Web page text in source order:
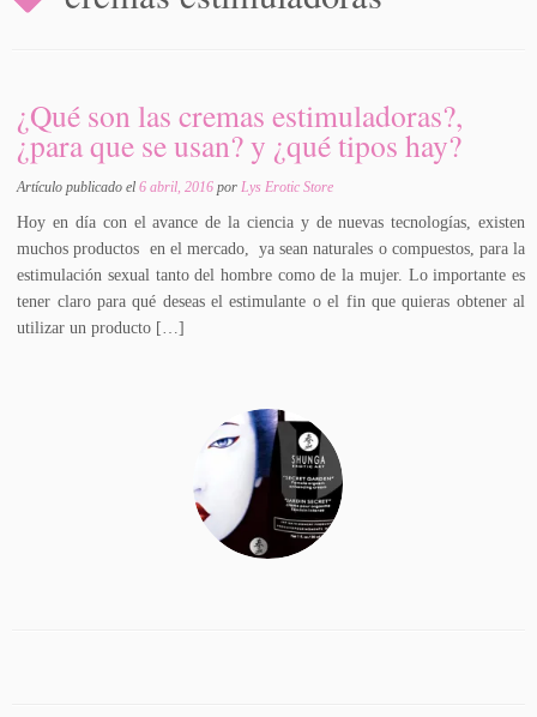
contenido
¿Qué son las cremas estimuladoras?,
¿para que se usan? y ¿qué tipos hay?
Artículo publicado el6 abril, 2016 porLys Erotic Store
Hoy en día con el avance de la ciencia y de nuevas tecnologías, existen
muchos productos en el mercado, ya sean naturales o compuestos, para la
estimulación sexual tanto del hombre como de la mujer. Lo importante es
tener claro para qué deseas el estimulante o el fin que quieras obtener al
utilizar un producto […]